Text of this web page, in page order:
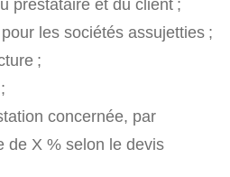
prestataire et du client ;
les sociétés assujetties ;
;
concernée, par
de X % selon le devis